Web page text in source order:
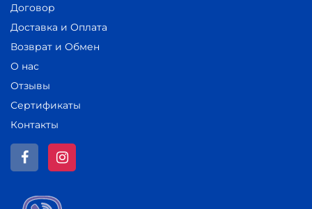
Договор
Доставка и Оплата
Возврат и Обмен
О нас
Отзывы
Сертификаты
Контакты